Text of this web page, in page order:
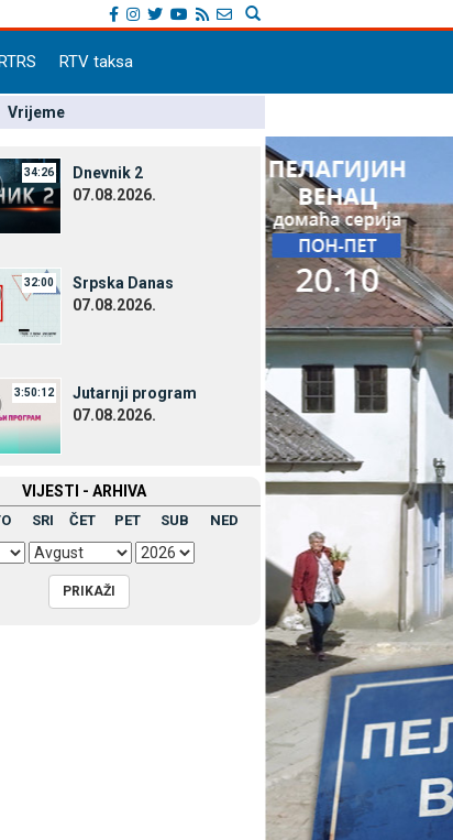
RTV taksa
Vrijeme
34:26
Dnevnik 2
07.08.2026.
32:00
Srpska Danas
07.08.2026.
3:50:12
Јutarnji program
07.08.2026.
VIЈESTI - ARHIVA
SRI ČET PET SUB NED